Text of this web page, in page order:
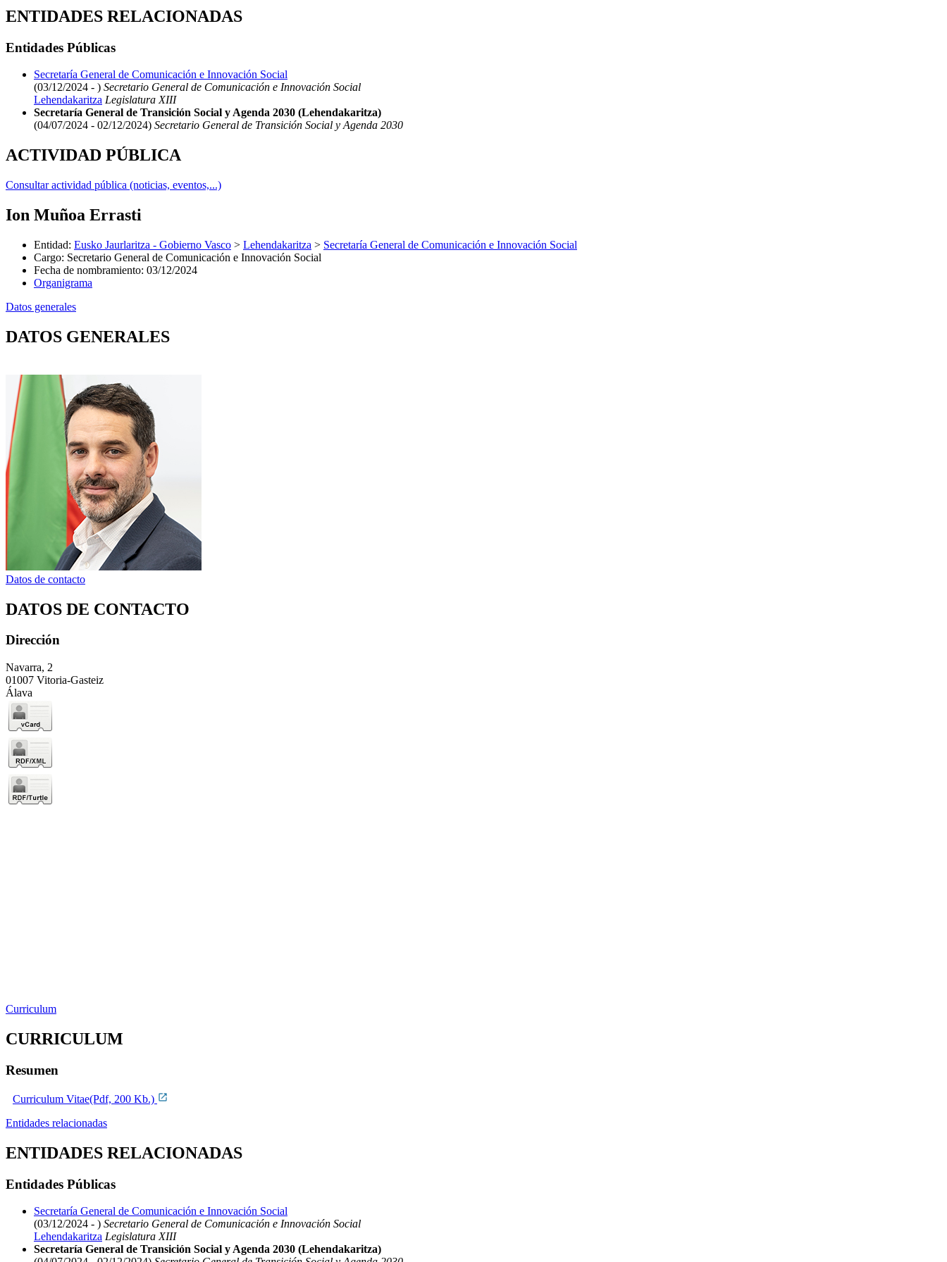
ENTIDADES RELACIONADAS
Entidades Públicas
Secretaría General de Comunicación e Innovación Social
(03/12/2024 - ) Secretario General de Comunicación e Innovación Social
Lehendakaritza Legislatura XIII
Secretaría General de Transición Social y Agenda 2030 (Lehendakaritza)
(04/07/2024 - 02/12/2024) Secretario General de Transición Social y Agenda 2030
ACTIVIDAD PÚBLICA
Consultar actividad pública (noticias, eventos,...)
Ion Muñoa Errasti
Entidad: Eusko Jaurlaritza - Gobierno Vasco > Lehendakaritza > Secretaría General de Comunicación e Innovación Social
Cargo: Secretario General de Comunicación e Innovación Social
Fecha de nombramiento: 03/12/2024
Organigrama
Datos generales
DATOS GENERALES
Datos de contacto
DATOS DE CONTACTO
Dirección
Navarra, 2
01007 Vitoria-Gasteiz
Álava
Curriculum
CURRICULUM
Resumen
Curriculum Vitae(Pdf, 200 Kb.)
Entidades relacionadas
ENTIDADES RELACIONADAS
Entidades Públicas
Secretaría General de Comunicación e Innovación Social
(03/12/2024 - ) Secretario General de Comunicación e Innovación Social
Lehendakaritza Legislatura XIII
Secretaría General de Transición Social y Agenda 2030 (Lehendakaritza)